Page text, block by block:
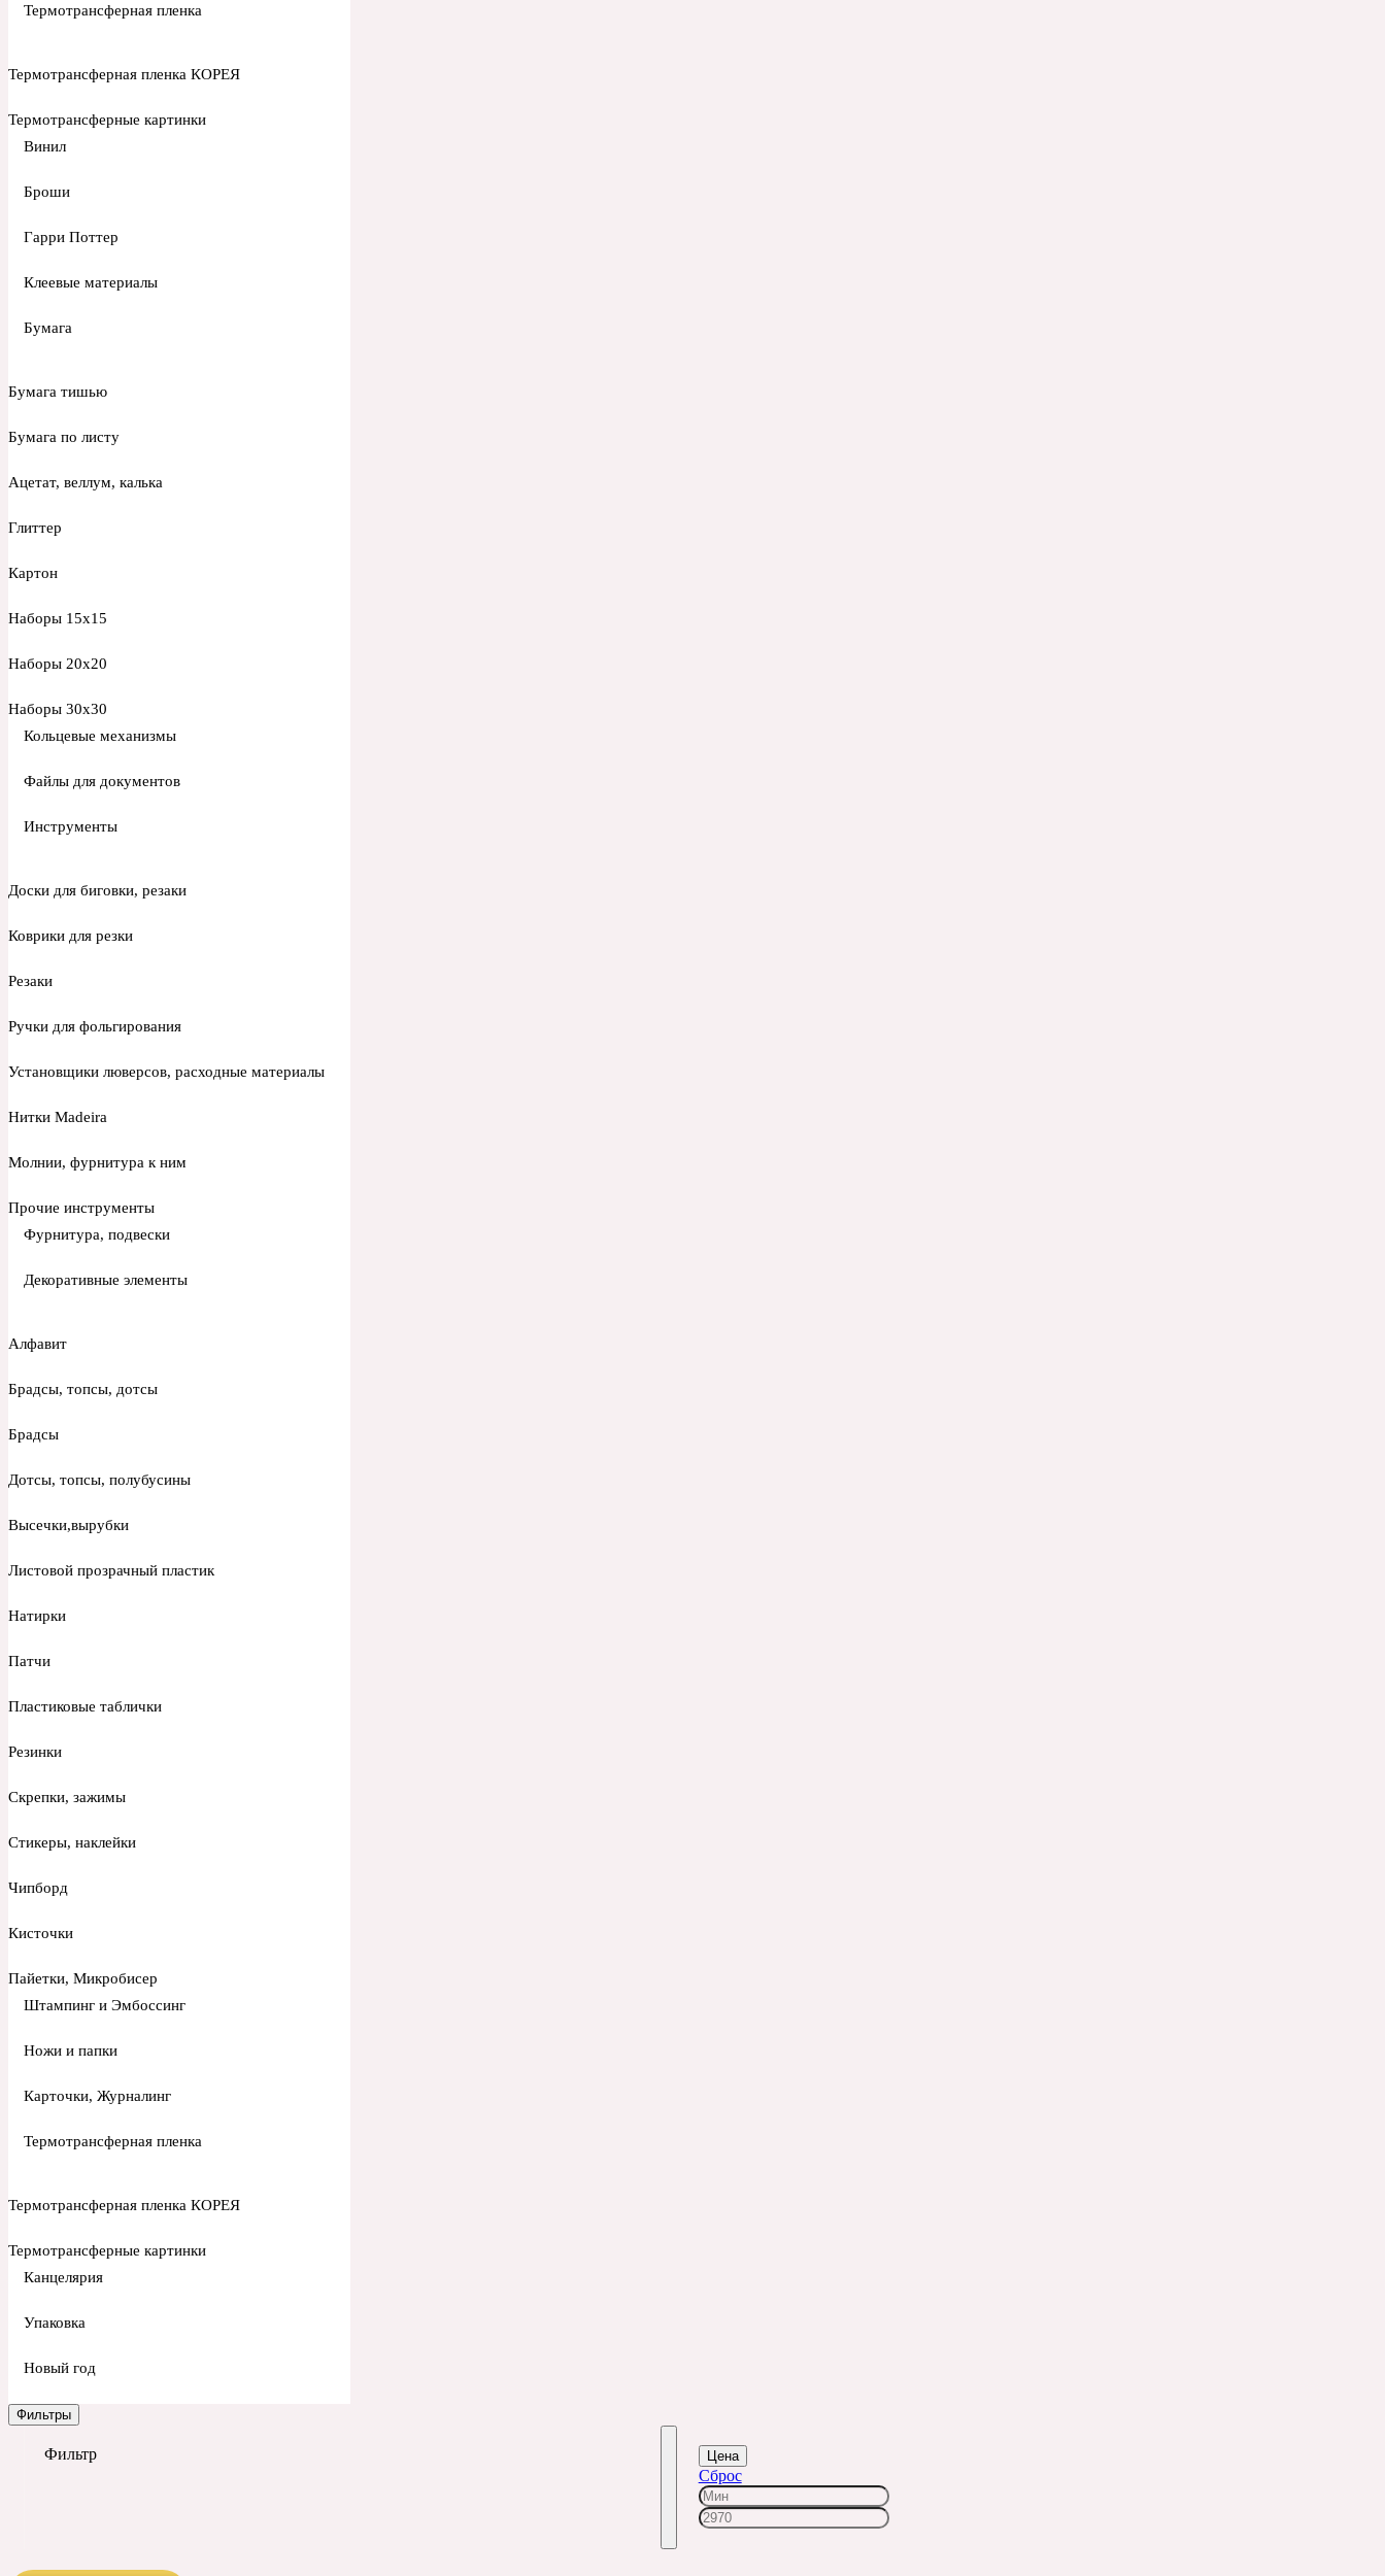
Термотрансферная пленка
Термотрансферная пленка КОРЕЯ
Термотрансферные картинки
Винил
Броши
Гарри Поттер
Клеевые материалы
Бумага
Бумага тишью
Бумага по листу
Ацетат, веллум, калька
Глиттер
Картон
Наборы 15х15
Наборы 20х20
Наборы 30х30
Кольцевые механизмы
Файлы для документов
Инструменты
Доски для биговки, резаки
Коврики для резки
Резаки
Ручки для фольгирования
Установщики люверсов, расходные материалы
Нитки Madeira
Молнии, фурнитура к ним
Прочие инструменты
Фурнитура, подвески
Декоративные элементы
Алфавит
Брадсы, топсы, дотсы
Брадсы
Дотсы, топсы, полубусины
Высечки,вырубки
Листовой прозрачный пластик
Натирки
Патчи
Пластиковые таблички
Резинки
Скрепки, зажимы
Стикеры, наклейки
Чипборд
Кисточки
Пайетки, Микробисер
Штампинг и Эмбоссинг
Ножи и папки
Карточки, Журналинг
Термотрансферная пленка
Термотрансферная пленка КОРЕЯ
Термотрансферные картинки
Канцелярия
Упаковка
Новый год
Фильтры
Фильтр Цена
Сброс